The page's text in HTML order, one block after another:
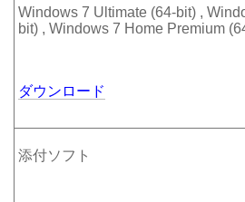
Windows 7 Ultimate (64-bit) ,
bit) , Windows 7 Home Premium
ダウンロード
添付ソフト